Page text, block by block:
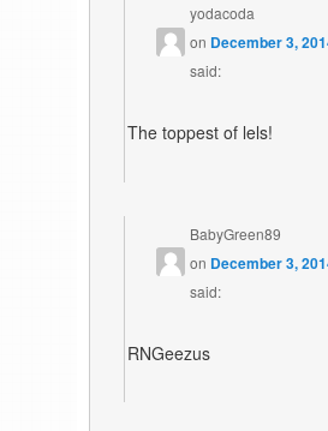
yodacoda
on December 3,
said:
The toppest of lels!
BabyGreen89
on December 3,
said:
RNGeezus